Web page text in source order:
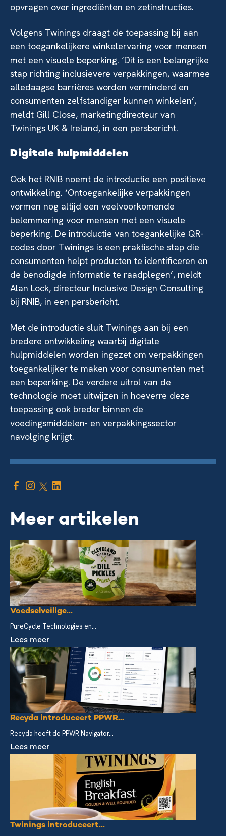
opvragen over ingrediënten en zetinstructies.
Volgens Twinings draagt de toepassing bij aan
een toegankelijkere winkelervaring voor mensen
met een visuele beperking. ‘Dit is een belangrijke
stap richting inclusievere verpakkingen, waarmee
alledaagse barrières worden verminderd en
consumenten zelfstandiger kunnen winkelen’,
meldt Gill Close, marketingdirecteur van
Twinings UK & Ireland, in een persbericht.
Digitale hulpmiddelen
Ook het RNIB noemt de introductie een positieve
ontwikkeling. ‘Ontoegankelijke verpakkingen
vormen nog altijd een veelvoorkomende
belemmering voor mensen met een visuele
beperking. De introductie van toegankelijke QR-
codes door Twinings is een praktische stap die
consumenten helpt producten te identificeren en
de benodigde informatie te raadplegen’, meldt
Alan Lock, directeur Inclusive Design Consulting
bij RNIB, in een persbericht.
Met de introductie sluit Twinings aan bij een
bredere ontwikkeling waarbij digitale
hulpmiddelen worden ingezet om verpakkingen
toegankelijker te maken voor consumenten met
een beperking. De verdere uitrol van de
technologie moet uitwijzen in hoeverre deze
toepassing ook breder binnen de
voedingsmiddelen- en verpakkingssector
navolging krijgt.
Meer artikelen
Voedselveilige...
PureCycle Technologies en...
Lees meer
Recyda introduceert PPWR...
Recyda heeft de PPWR Navigator...
Lees meer
Twinings introduceert...